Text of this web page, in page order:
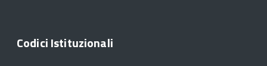
Codici Istituzionali